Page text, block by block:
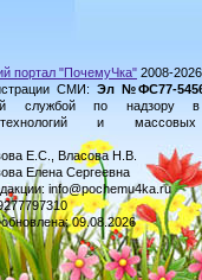
портал "ПочемуЧка" 2008-2026
СМИ: Эл №ФС77-
службой по надзору
и массовых
Е.С., Власова Н.В.
Елена Сергеевна
info@pochemu4ka.ru
09.08.2026